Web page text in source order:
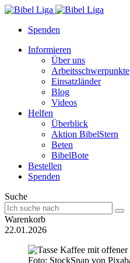
Spenden
Informieren
Über uns
Arbeitsschwerpunkte
Einsatzländer
Blog
Videos
Helfen
Überblick
Aktion BibelStern
Beten
BibelBote
Bestellen
Spenden
Suche
Warenkorb
22.01.2026